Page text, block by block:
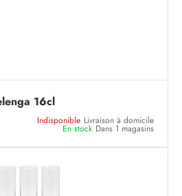
16cl
Indisponible Livraison à domicile
En stock Dans 1 magasins